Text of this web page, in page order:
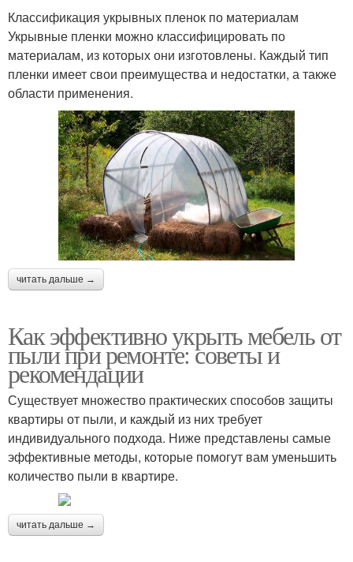
Классификация укрывных пленок по материалам
Укрывные пленки можно классифицировать по
материалам, из которых они изготовлены. Каждый тип
пленки имеет свои преимущества и недостатки, а также
области применения.
читать дальше →
Как эффективно укрыть мебель от
пыли при ремонте: советы и
рекомендации
Существует множество практических способов защиты
квартиры от пыли, и каждый из них требует
индивидуального подхода. Ниже представлены самые
эффективные методы, которые помогут вам уменьшить
количество пыли в квартире.
читать дальше →